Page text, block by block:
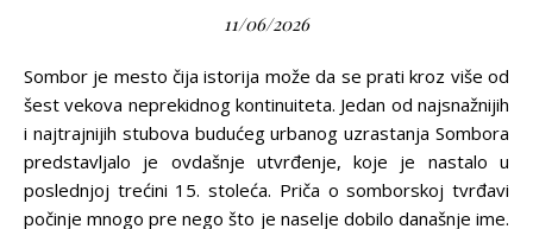
11/06/2026
Sombor je mesto čija istorija može da se prati kroz više od
šest vekova neprekidnog kontinuiteta. Jedan od najsnažnijih
i najtrajnijih stubova budućeg urbanog uzrastanja Sombora
predstavljalo je ovdašnje utvrđenje, koje je nastalo u
poslednjoj trećini 15. stoleća. Priča o somborskoj tvrđavi
počinje mnogo pre nego što je naselje dobilo današnje ime.